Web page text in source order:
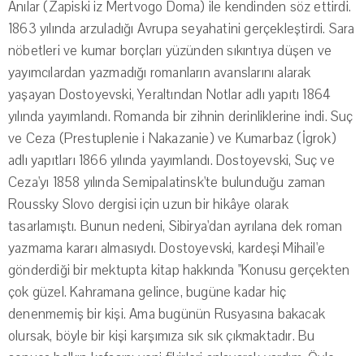
Anılar (Zapiski iz Mertvogo Doma) ile kendinden söz ettirdi.
1863 yılında arzuladığı Avrupa seyahatini gerçekleştirdi. Sara
nöbetleri ve kumar borçları yüzünden sıkıntıya düşen ve
yayımcılardan yazmadığı romanların avanslarını alarak
yaşayan Dostoyevski, Yeraltından Notlar adlı yapıtı 1864
yılında yayımlandı. Romanda bir zihnin derinliklerine indi. Suç
ve Ceza (Prestuplenie i Nakazanie) ve Kumarbaz (İgrok)
adlı yapıtları 1866 yılında yayımlandı. Dostoyevski, Suç ve
Ceza'yı 1858 yılında Semipalatinsk'te bulunduğu zaman
Roussky Slovo dergisi için uzun bir hikâye olarak
tasarlamıştı. Bunun nedeni, Sibirya'dan ayrılana dek roman
yazmama kararı almasıydı. Dostoyevski, kardeşi Mihail'e
gönderdiği bir mektupta kitap hakkında "Konusu gerçekten
çok güzel. Kahramana gelince, bugüne kadar hiç
denenmemiş bir kişi. Ama bugünün Rusyasına bakacak
olursak, böyle bir kişi karşımıza sık sık çıkmaktadır. Bu